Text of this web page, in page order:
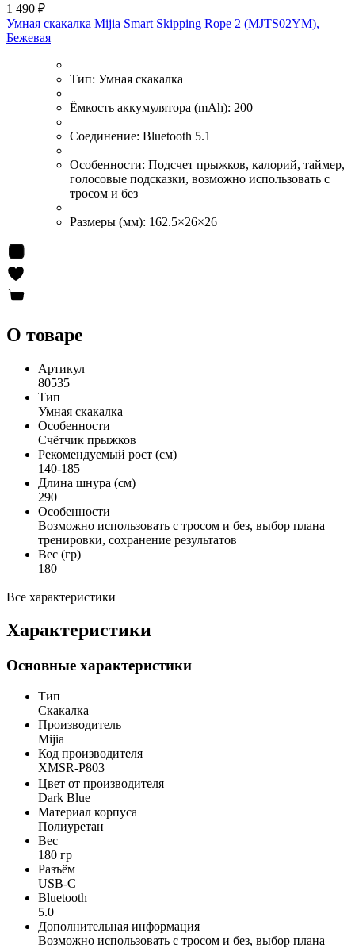
1 490 ₽
Умная скакалка Mijia Smart Skipping Rope 2 (MJTS02YM),
Бежевая
Тип: Умная скакалка
Ёмкость аккумулятора (mAh): 200
Соединение: Bluetooth 5.1
Особенности: Подсчет прыжков, калорий, таймер,
голосовые подсказки, возможно использовать с
тросом и без
Размеры (мм): 162.5×26×26
О товаре
Артикул
80535
Тип
Умная скакалка
Особенности
Счётчик прыжков
Рекомендуемый рост (см)
140-185
Длина шнура (см)
290
Особенности
Возможно использовать с тросом и без, выбор плана
тренировки, сохранение результатов
Вес (гр)
180
Все характеристики
Характеристики
Основные характеристики
Тип
Скакалка
Производитель
Mijia
Код производителя
XMSR-P803
Цвет от производителя
Dark Blue
Материал корпуса
Полиуретан
Вес
180 гр
Разъём
USB-C
Bluetooth
5.0
Дополнительная информация
Возможно использовать с тросом и без, выбор плана